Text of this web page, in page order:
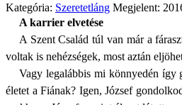
Kategória: Szeretetláng Megjelent:
A karrier elvetése
A Szent Család túl van már a
voltak is nehézségek, most aztán
Vagy legalábbis mi könnyedén így
életet a Fiának? Igen, József